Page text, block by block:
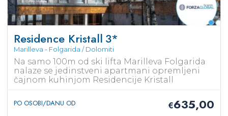
Residence Kristall 3*
Marilleva - Folgarida / Dolomiti
Na samo 100m od ski lifta Marilleva Folgarida
nalaze se jedinstveni apartmani opremljeni
čajnom kuhinjom Residencije Kristall
PO OSOBI/DANU OD €635,00